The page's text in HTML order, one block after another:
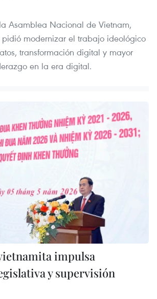
Asamblea Nacional de Vietnam,
pidió modernizar el trabajo ideológico
transformación digital y mayor
en la era digital.
impulsa
y supervisión